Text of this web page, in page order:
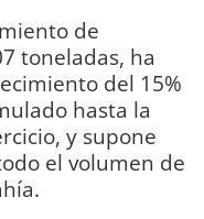
de
toneladas, ha
del 15%
hasta la
y supone
el volumen de